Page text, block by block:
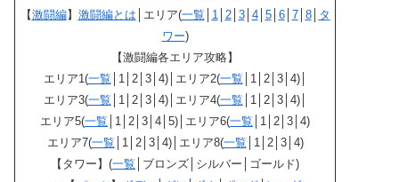
【激闘編】 激闘編とは │エリア(一覧 1 2│ 3│ 4│ 5│ 6│ 7│ 8│ タ
ワー)
【激闘編各エリア攻略】
エリア1(一覧 │1│2│3│4)│エリア2(一覧 │1│2│3│4)│
エリア3(一覧 │1│2│3│4)│エリア4(一覧 │1│2│3│4)│
エリア5(一覧 │1│2│3│4│5)│エリア6(一覧 │1│2│3│4)
エリア7(一覧 │1│2│3│4)│エリア8(一覧 │1│2│3│4)
【タワー】(一覧 │ブロンズ│シルバー│ゴールド)